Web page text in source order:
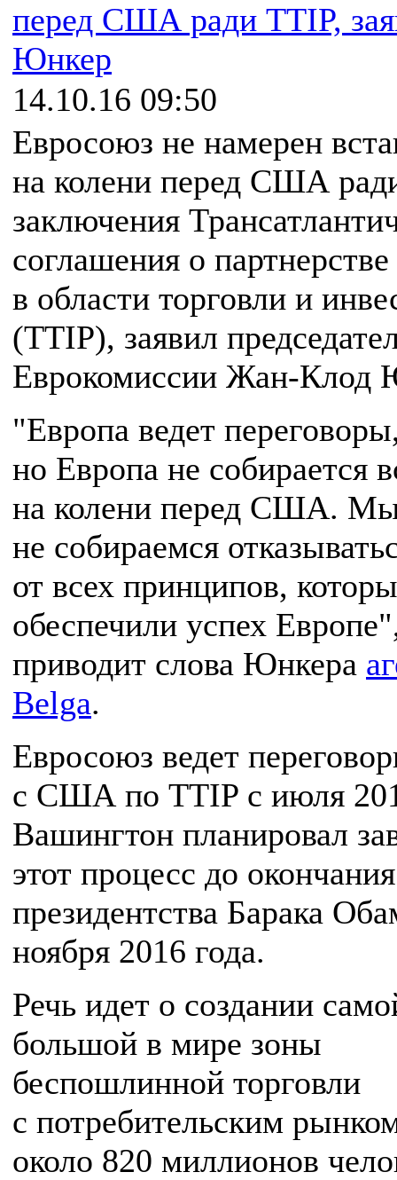
перед США ради TTIP,
Юнкер
14.10.16 09:50
Евросоюз не намерен
на колени перед США
заключения
соглашения о партнерстве
в области торговли и
(TTIP), заявил
Еврокомиссии Жан-Клод
"Европа ведет
но Европа не собирается
на колени перед США.
не собираемся
от всех принципов,
обеспечили успех
приводит слова Юнкера
Belga.
Евросоюз ведет
с США по TTIP с июля
Вашингтон планировал
этот процесс до окончания
президентства Барака
ноября 2016 года.
Речь идет о создании
большой в мире зоны
беспошлинной торговли
с потребительским
около 820 миллионов